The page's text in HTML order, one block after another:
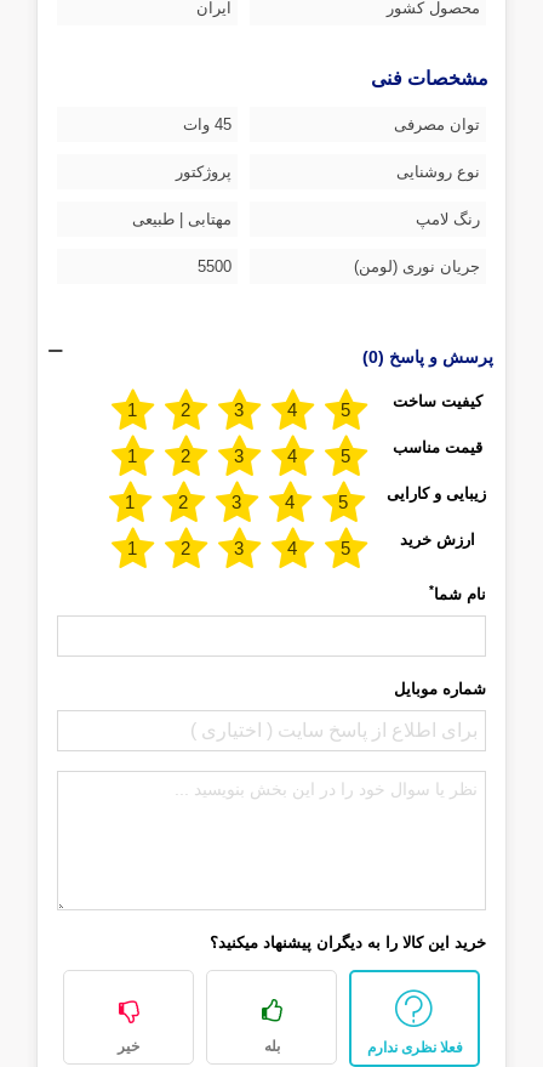
محصول کشور ایران
مشخصات فنی
توان مصرفی 45 وات
نوع روشنایی پروژکتور
رنگ لامپ مهتابی | طبیعی
جریان نوری (لومن) 5500
پرسش و پاسخ (0)
کیفیت ساخت
قیمت مناسب
زیبایی و کارایی
ارزش خرید
نام شما*
شماره موبایل
خرید این کالا را به دیگران پیشنهاد میکنید؟
فعلا نظری ندارم بله خیر